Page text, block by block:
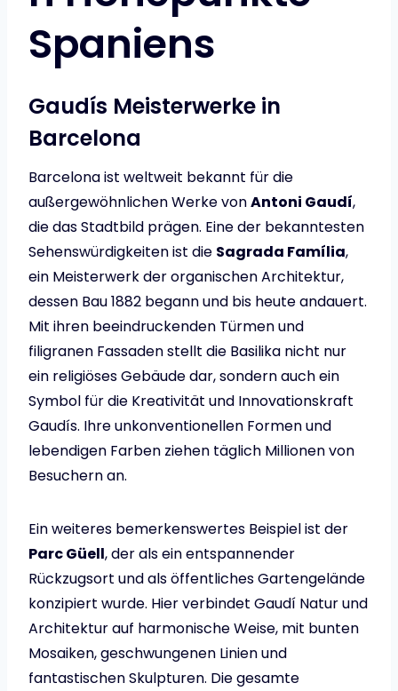
Spaniens
Gaudís Meisterwerke in
Barcelona
Barcelona ist weltweit bekannt für die
außergewöhnlichen Werke vonAntoni Gaudí,
die das Stadtbild prägen. Eine der bekanntesten
Sehenswürdigkeiten ist die Sagrada Família,
ein Meisterwerk der organischen Architektur,
dessen Bau 1882 begann und bis heute andauert.
Mit ihren beeindruckenden Türmen und
filigranen Fassaden stellt die Basilika nicht nur
ein religiöses Gebäude dar, sondern auch ein
Symbol für die Kreativität und Innovationskraft
Gaudís. Ihre unkonventionellen Formen und
lebendigen Farben ziehen täglich Millionen von
Besuchern an.
Ein weiteres bemerkenswertes Beispiel ist der
Parc Güell, der als ein entspannender
Rückzugsort und als öffentliches Gartengelände
konzipiert wurde. Hier verbindet Gaudí Natur und
Architektur auf harmonische Weise, mit bunten
Mosaiken, geschwungenen Linien und
fantastischen Skulpturen. Die gesamte